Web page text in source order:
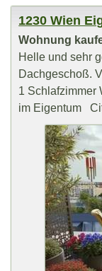
1230 Wien
Wohnung
Helle und sehr
Dachgeschoß.
1 Schlafzimmer
im Eigentum